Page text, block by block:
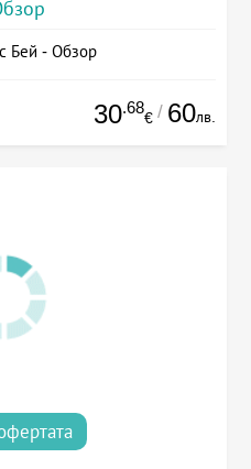
Бей - Обзор
30.68
€ / 60лв.